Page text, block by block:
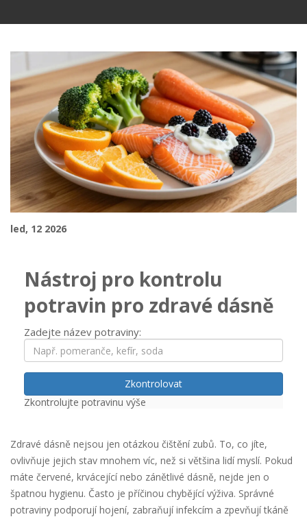
led, 12 2026
Nástroj pro kontrolu
potravin pro zdravé dásně
Zadejte název potraviny:
Zkontrolovat
Zkontrolujte potravinu výše
Zdravé dásně nejsou jen otázkou čištění zubů. To, co jíte,
ovlivňuje jejich stav mnohem víc, než si většina lidí myslí. Pokud
máte červené, krvácející nebo zánětlivé dásně, nejde jen o
špatnou hygienu. Často je příčinou chybějící výživa. Správné
potraviny podporují hojení, zabraňují infekcím a zpevňují tkáně